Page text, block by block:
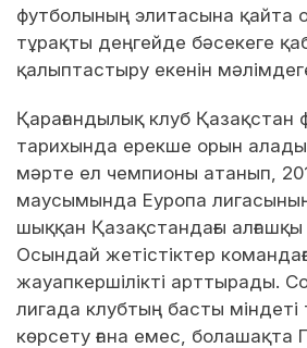
футболының элитасына қайта
тұрақты деңгейде бәсекеге
қалыптастыру екенін
Қарағандылық клуб Қазақстан
тарихында ерекше орын
мәрте ел чемпионы атанып,
маусымында Еуропа лигасының
шыққан Қазақстандағы
Осындай жетістіктер
жауапкершілікті арттырады.
лигада клубтың басты
көрсету ғана емес, болашақта